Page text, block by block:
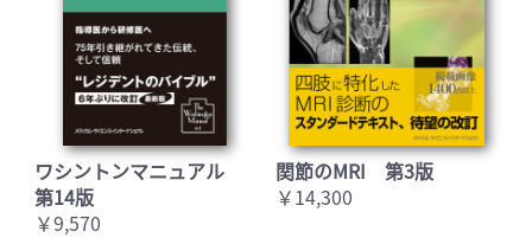
ワシントンマニュアル
第14版
￥9,570
関節のMRI 第3版
￥14,300